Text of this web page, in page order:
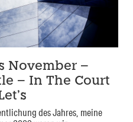
November –
– In The Court
des Jahres, meine